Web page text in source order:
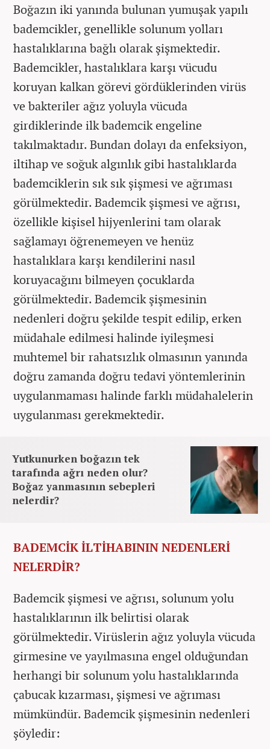
Boğazın iki yanında bulunan yumuşak yapılı
bademcikler, genellikle solunum yolları
hastalıklarına bağlı olarak şişmektedir.
Bademcikler, hastalıklara karşı vücudu
koruyan kalkan görevi gördüklerinden virüs
ve bakteriler ağız yoluyla vücuda
girdiklerinde ilk bademcik engeline
takılmaktadır. Bundan dolayı da enfeksiyon,
iltihap ve soğuk algınlık gibi hastalıklarda
bademciklerin sık sık şişmesi ve ağrıması
görülmektedir. Bademcik şişmesi ve ağrısı,
özellikle kişisel hijyenlerini tam olarak
sağlamayı öğrenemeyen ve henüz
hastalıklara karşı kendilerini nasıl
koruyacağını bilmeyen çocuklarda
görülmektedir. Bademcik şişmesinin
nedenleri doğru şekilde tespit edilip, erken
müdahale edilmesi halinde iyileşmesi
muhtemel bir rahatsızlık olmasının yanında
doğru zamanda doğru tedavi yöntemlerinin
uygulanmaması halinde farklı müdahalelerin
uygulanması gerekmektedir.
Yutkunurken boğazın tek
tarafında ağrı neden olur?
Boğaz yanmasının sebepleri
nelerdir?
BADEMCİK İLTİHABININ NEDENLERİ
NELERDİR?
Bademcik şişmesi ve ağrısı, solunum yolu
hastalıklarının ilk belirtisi olarak
görülmektedir. Virüslerin ağız yoluyla vücuda
girmesine ve yayılmasına engel olduğundan
herhangi bir solunum yolu hastalıklarında
çabucak kızarması, şişmesi ve ağrıması
mümkündür. Bademcik şişmesinin nedenleri
şöyledir: